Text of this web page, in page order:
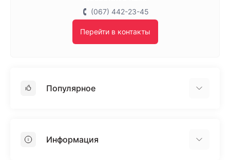
(067) 442-23-45
Перейти в контакты
Популярное
ПенопластИнформация